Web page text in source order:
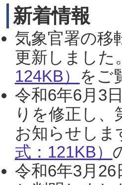
新着情報
気象官署の移
更新しました
124KB） をご
令和6年6月3
りを修正し
お知らせしま
式：121KB）
令和6年3月